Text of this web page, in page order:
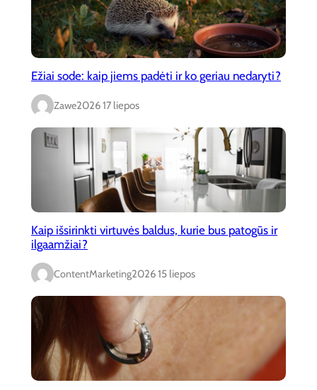
Ežiai sode: kaip jiems padėti ir ko geriau nedaryti?
Zawe2026 17 liepos
Kaip išsirinkti virtuvės baldus, kurie bus patogūs ir
ilgaamžiai?
ContentMarketing2026 15 liepos